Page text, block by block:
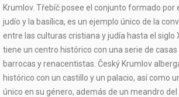
Krumlov. Třebíč posee el conjunto formado por
judío y la basílica, es un ejemplo único de la
entre las culturas cristiana y judía hasta el siglo
tiene un centro histórico con una serie de
barrocas y renacentistas. Český Krumlov
histórico con un castillo y un palacio, así como
único en su género, además de un meandro del